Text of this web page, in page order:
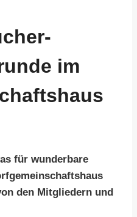
im
für wunderbare
den Mitgliedern und